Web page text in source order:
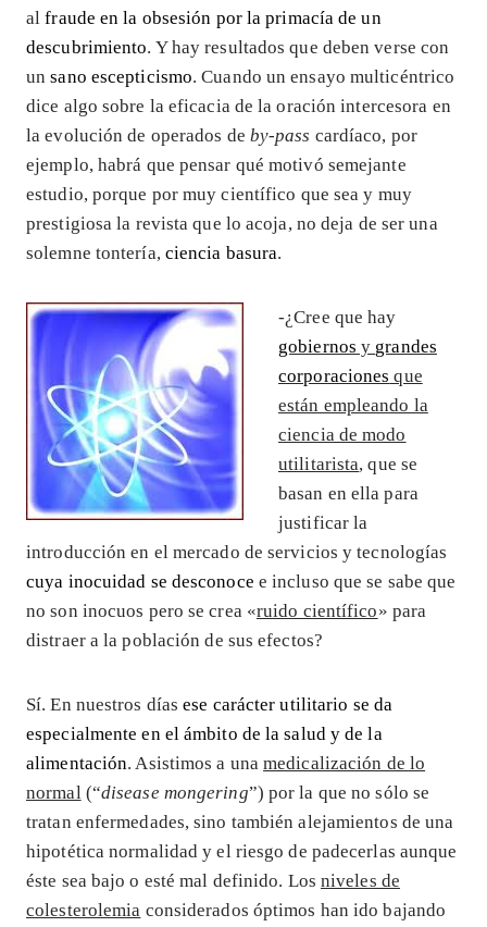
alfraude en la obsesión por la primacía de un
descubrimiento. Y hay resultados que deben verse con
unsano escepticismo. Cuando un ensayo multicéntrico
dice algo sobre la eficacia de la oración intercesora en
la evolución de operados de by-pass cardíaco, por
ejemplo, habrá que pensar qué motivó semejante
estudio, porque por muy científico que sea y muy
prestigiosa la revista que lo acoja, no deja de ser una
solemne tontería, ciencia basura.
-¿Cree que hay
gobiernos y grandes
corporaciones que
están empleando la
ciencia de modo
utilitarista, que se
basan en ella para
justificar la
introducción en el mercado de servicios y tecnologías
cuya inocuidad se desconoce e incluso que se sabe que
no son inocuos pero se crea «ruido científico» para
distraer a la población de sus efectos?
Sí. En nuestros díasese carácter utilitario se da
especialmente en el ámbito de la salud y de la
alimentación. Asistimos a unamedicalización de lo
normal (“disease mongering”) por la que no sólo se
tratan enfermedades, sino también alejamientos de una
hipotética normalidad y el riesgo de padecerlas aunque
éste sea bajo o esté mal definido. Los niveles de
colesterolemia considerados óptimos han ido bajando